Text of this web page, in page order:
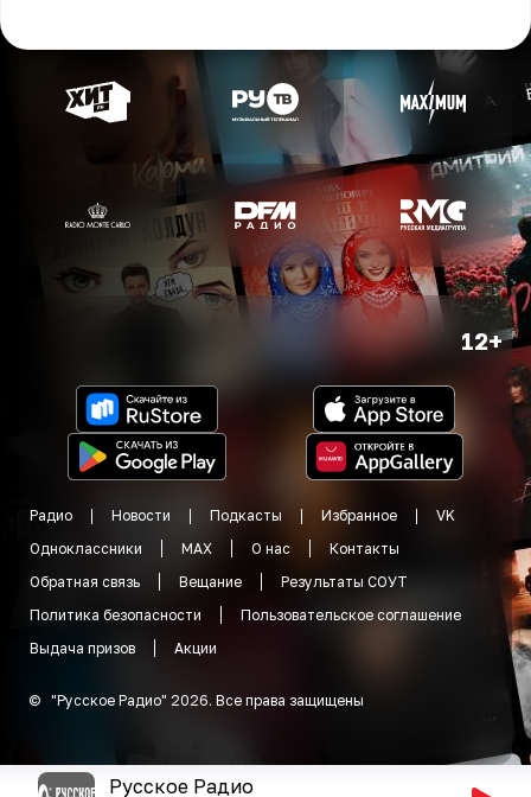
12+
Радио Новости Подкасты Избранное
VK
Одноклассники
MAX О нас
Контакты
Обратная связь
Вещание
Результаты СОУТ
Политика безопасности
Пользовательское соглашение
Выдача призов
Акции
© "Русское Радио" 2026. Все права защищены
Русское Радио